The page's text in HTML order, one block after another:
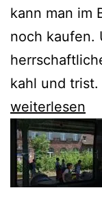
kann man im
noch kaufen.
kahl und trist.
Die
Trostlosigkeit
der
Bahnhöfe
weiterlesen